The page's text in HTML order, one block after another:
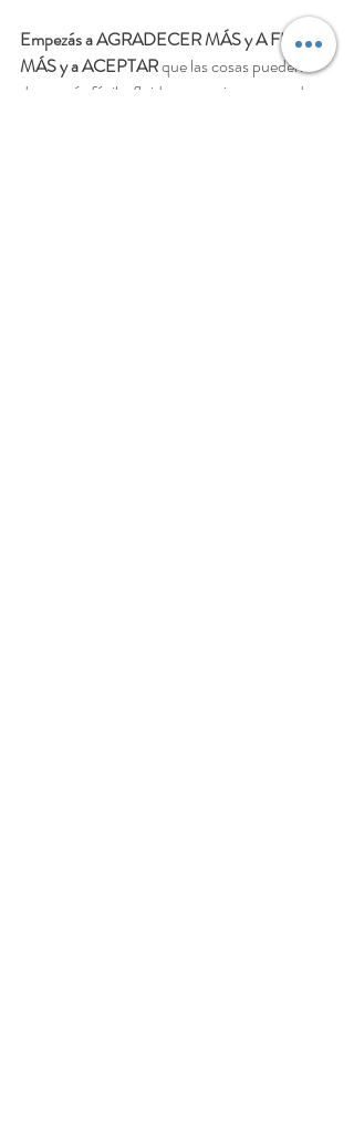
Empezás a AGRADECER MÁS y A FLUIR
MÁS y a ACEPTAR que las cosas pueden
darse más fácil y fluidamente si no pretendo